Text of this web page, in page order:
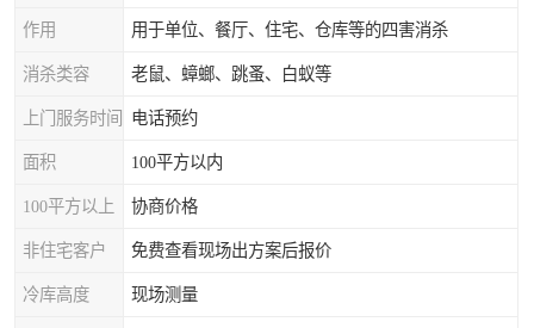
作用 用于单位、餐厅、住宅、仓库等的四害消杀
消杀类容 老鼠、蟑螂、跳蚤、白蚁等
上门服务时间 电话预约
面积 100平方以内
100平方以上 协商价格
非住宅客户 免费查看现场出方案后报价
冷库高度 现场测量